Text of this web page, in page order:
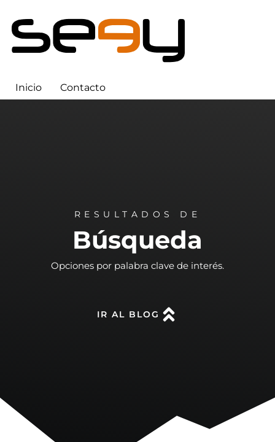
Inicio Contacto
RESULTADOS DE
Búsqueda
Opciones por palabra clave de interés.
IR AL BLOG